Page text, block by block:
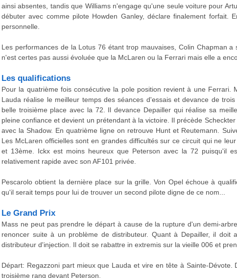
ainsi absentes, tandis que Williams n'engage qu'une seule voiture pour
débuter avec comme pilote Howden Ganley, déclare finalement forfait.
personnelle.
Les performances de la Lotus 76 étant trop mauvaises, Colin Chapman
n'est certes pas aussi évoluée que la McLaren ou la Ferrari mais elle a
Les qualifications
Pour la quatrième fois consécutive la pole position revient à une Ferrari.
Lauda réalise le meilleur temps des séances d'essais et devance de
belle troisième place avec la 72. Il devance Depailler qui réalise sa
pleine confiance et devient un prétendant à la victoire. Il précède
avec la Shadow. En quatrième ligne on retrouve Hunt et Reutemann.
Les McLaren officielles sont en grandes difficultés sur ce circuit qui ne
et 13ème. Ickx est moins heureux que Peterson avec la 72 puisqu'il
relativement rapide avec son AF101 privée.
Pescarolo obtient la dernière place sur la grille. Von Opel échoue à
qu'il serait temps pour lui de trouver un second pilote digne de ce nom...
Le Grand Prix
Mass ne peut pas prendre le départ à cause de la rupture d'un demi-
renoncer suite à un problème de distributeur. Quant à Depailler, il
distributeur d'injection. Il doit se rabattre in extremis sur la vieille 006 et
Départ: Regazzoni part mieux que Lauda et vire en tête à Sainte-
troisième rang devant Peterson.